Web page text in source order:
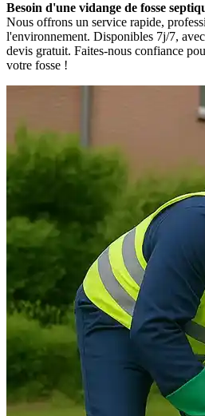
Besoin d'une vidange de fosse
Nous offrons un service rapide,
l'environnement. Disponibles 7j/7,
devis gratuit. Faites-nous confiance
votre fosse !